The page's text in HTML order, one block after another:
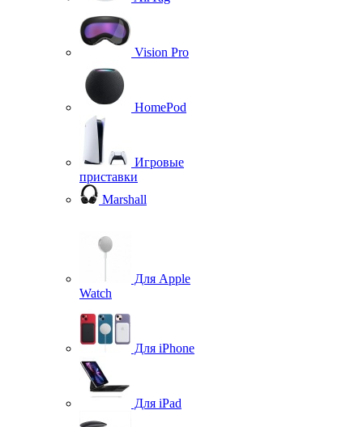
Vision Pro
HomePod
Игровые
приставки
Marshall
Для Apple
Watch
Для iPhone
Для iPad